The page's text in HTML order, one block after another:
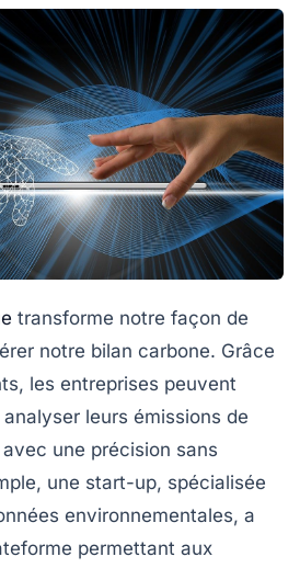
transforme notre façon de
notre bilan carbone. Grâce
les entreprises peuvent
leurs émissions de
avec une précision sans
une start-up, spécialisée
environnementales, a
permettant aux